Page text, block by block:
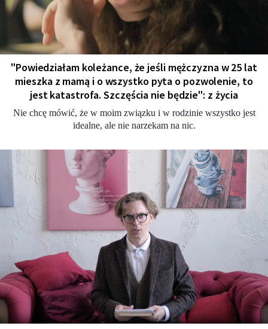
"Powiedziałam koleżance, że jeśli mężczyzna w 25 lat
mieszka z mamą i o wszystko pyta o pozwolenie, to
jest katastrofa. Szczęścia nie będzie": z życia
Nie chcę mówić, że w moim związku i w rodzinie wszystko jest
idealne, ale nie narzekam na nic.